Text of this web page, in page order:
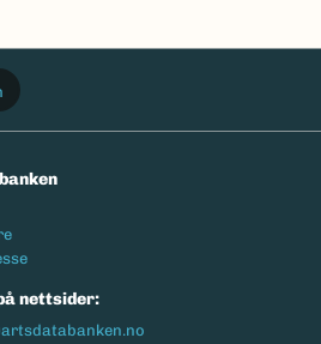
nettsider: